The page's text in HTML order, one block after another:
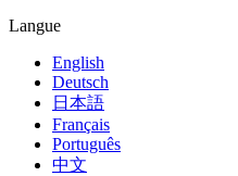
Langue
English
Deutsch
日本語
Français
Português
中文